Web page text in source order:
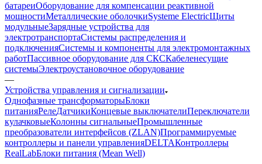
батареиОборудование для компенсации реактивной
мощностиМеталлические оболочкиSysteme ElectricЩиты
модульныеЗарядные устройства для
электротранспортаСистемы распределения и
подключенияСистемы и компоненты для электромонтажных
работПассивное оборудование для СКСКабеленесущие
системыЭлектроустановочное оборудование
—
Устройства управления и сигнализации
Однофазные трансформаторыБлоки
питанияРелеДатчикиКонцевые выключателиПереключатели
кулачковыеКолонны сигнальныеПромышленные
преобразователи интерфейсов (ZLAN)Программируемые
контроллеры и панели управленияDELTAКонтроллеры
RealLabБлоки питания (Mean Well)